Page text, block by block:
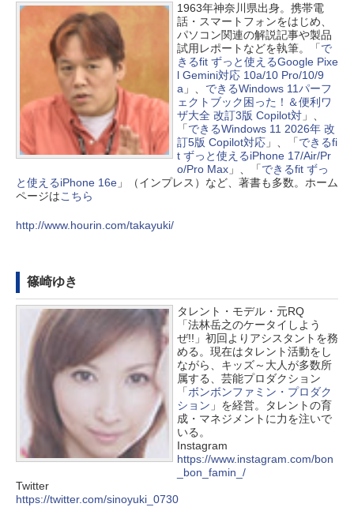
1963年神奈川県出身。携帯電
話・スマートフォンをはじめ、
パソコン関連の解説記事や製品
試用レポートなどを執筆。「で
きるfit ずっと使えるGoogle Pixe
l Gemini対応 10a/10 Pro/10/9
a 」、 できるWindows 11パーフ
ェクトブック困った！＆便利ワ
ザ大全 改訂3版 Copilot対」、
「できるWindows 11 2026年 改
訂5版 Copilot対応」、「できるfi
t ずっと使えるiPhone 17/Air/Pr
o/Pro Max」、「できるfit ずっ
と使えるiPhone 16e」（インプレス）など、著書も多数。ホーム
ページはこちら
http://www.hourin.com/takayuki/
篠崎ゆき
タレント・モデル・元RQ
「法林岳之のケータイしよう
ぜ!!」初回よりアシスタントを務
める。現在はタレント活動をし
ながら、キッズ～大人が多数所
属する、芸能プロダクション
「ボンボンファミン・プロダク
ション 」を経営。タレントの育
成・マネジメントに力を注いで
いる。
Instagram
https://www.instagram.com/bon
_bon_famin_/
Twitter
https://twitter.com/sinoyuki_0730